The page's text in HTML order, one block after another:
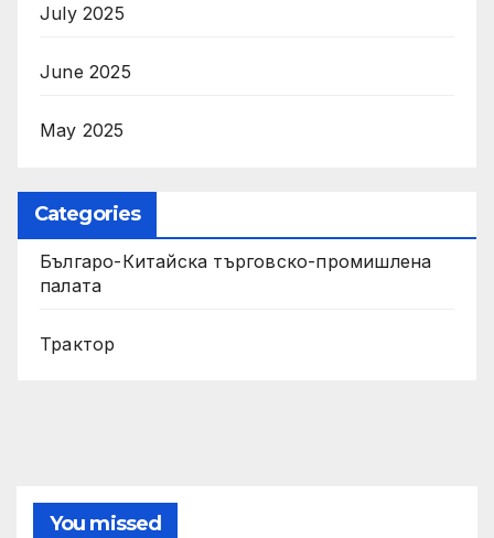
July 2025
June 2025
May 2025
Categories
Българо-Китайска търговско-промишлена
палата
Трактор
You missed